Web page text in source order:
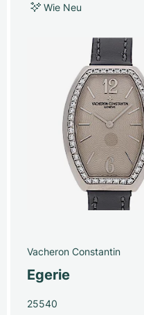
Wie Neu
Vacheron Constantin
Egerie
25540